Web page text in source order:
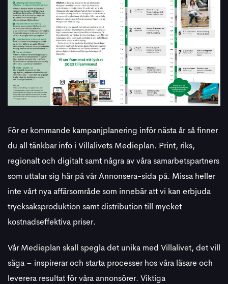
För er kommande kampanjplanering inför nästa år så finner
du all tänkbar info i Villalivets Medieplan. Print, riks,
regionalt och digitalt samt några av våra samarbetspartners
som uttalar sig här på vår Annonsera-sida på. Missa heller
inte vårt nya affärsområde som innebär att vi kan erbjuda
trycksaksproduktion samt distribution till mycket
kostnadseffektiva priser.
Vår Medieplan skall spegla det unika med Villalivet, det vill
säga – inspirerar och starta processer hos våra läsare och
leverera resultat för våra annonsörer. Viktiga